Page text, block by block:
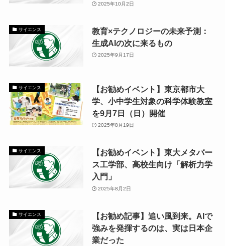
2025年10月2日
サイエンス
教育×テクノロジーの未来予測：
生成AIの次に来るもの
2025年9月17日
サイエンス
【お勧めイベント】東京都市大
学、小中学生対象の科学体験教室
を9月7日（日）開催
2025年8月19日
サイエンス
【お勧めイベント】東大メタバー
ス工学部、高校生向け「解析力学
入門」
2025年8月2日
サイエンス
【お勧め記事】追い風到来。AIで
強みを発揮するのは、実は日本企
業だった